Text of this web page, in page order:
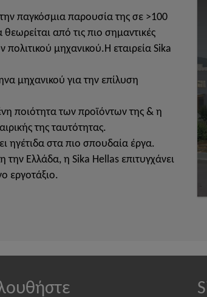
παγκόσμια παρουσία της σε >100
από τις πιο σημαντικές
μηχανικού.H εταιρεία Sika
μηχανικού για την επίλυση
ποιότητα των προϊόντων της & η
της ταυτότητας.
ηγέτιδα στα πιο σπουδαία έργα.
Ελλάδα, η Sika Hellas επιτυγχάνει
εργοτάξιο.